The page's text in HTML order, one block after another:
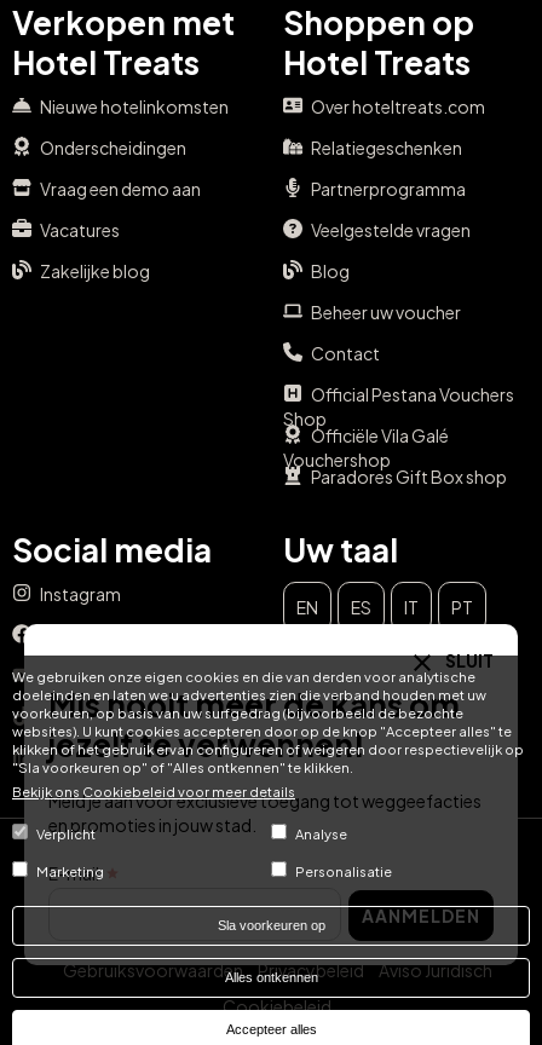
We gebruiken onze eigen cookies en die van derden voor analytische
doeleinden en laten we u advertenties zien die verband houden met uw
voorkeuren, op basis van uw surfgedrag (bijvoorbeeld de bezochte
websites). U kunt cookies accepteren door op de knop "Accepteer alles" te
klikken of het gebruik ervan configureren of weigeren door respectievelijk op
"Sla voorkeuren op" of "Alles ontkennen" te klikken.
Bekijk ons ​​Cookiebeleid voor meer details
Verplicht Analyse
Marketing Personalisatie
Sla voorkeuren op
Alles ontkennen
Accepteer alles
Verkopen met
Hotel Treats
Nieuwe hotelinkomsten
Onderscheidingen
Vraag een demo aan
Vacatures
Zakelijke blog
Shoppen op
Hotel Treats
Over hoteltreats.com
Relatiegeschenken
Partnerprogramma
Veelgestelde vragen
Blog
Beheer uw voucher
Contact
Official Pestana Vouchers
Shop
Officiële Vila Galé
Vouchershop
Paradores Gift Box shop
Social media
Instagram
YouTube
TikTok
LinkedIn
Uw taal
EN ES IT PT
NL
© Hotel Treats 2026
Tel: +34 871 51 00 40 (9:00 - 19:00 CEST)
Gebruiksvoorwaarden Privacybeleid
Aviso Juridisch
Cookiebeleid
SLUIT
Mis nooit meer de kans om
jezelf te verwennen!
Meld je aan voor exclusieve toegang tot weggeefacties
en promoties in jouw stad.
E-mail
AANMELDEN